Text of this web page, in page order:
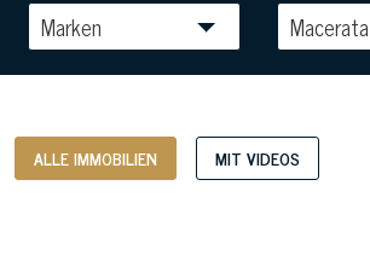
Marken Macerata
ALLE IMMOBILIEN MIT VIDEOS